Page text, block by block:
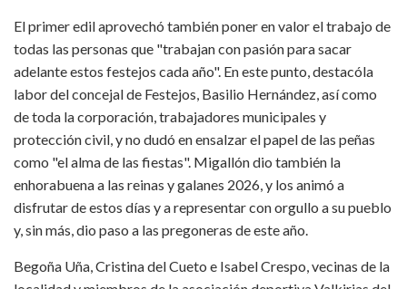
El primer edil aprovechó también poner en valor el trabajo de
todas las personas que "trabajan con pasión para sacar
adelante estos festejos cada año". En este punto, destacóla
labor del concejal de Festejos, Basilio Hernández, así como
de toda la corporación, trabajadores municipales y
protección civil, y no dudó en ensalzar el papel de las peñas
como "el alma de las fiestas". Migallón dio también la
enhorabuena a las reinas y galanes 2026, y los animó a
disfrutar de estos días y a representar con orgullo a su pueblo
y, sin más, dio paso a las pregoneras de este año.
Begoña Uña, Cristina del Cueto e Isabel Crespo, vecinas de la